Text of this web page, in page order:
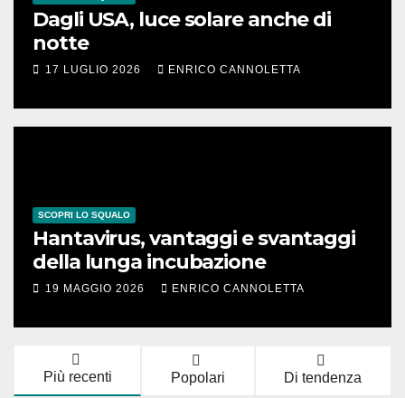
Dagli USA, luce solare anche di
notte
17 LUGLIO 2026 ENRICO CANNOLETTA
SCOPRI LO SQUALO
Hantavirus, vantaggi e svantaggi
della lunga incubazione
19 MAGGIO 2026 ENRICO CANNOLETTA
Più recenti Popolari Di tendenza